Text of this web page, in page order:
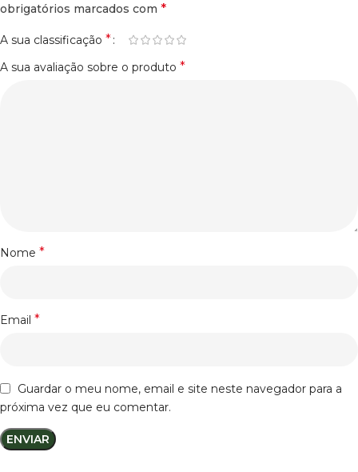
obrigatórios marcados com *
A sua classificação *
A sua avaliação sobre o produto *
Nome *
Email *
Guardar o meu nome, email e site neste navegador para a
próxima vez que eu comentar.